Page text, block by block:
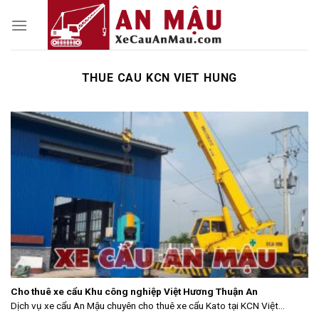
THUE CAU KCN VIET HUNG
Cho thuê xe cẩu Khu công nghiệp Việt Hương Thuận An
Dịch vụ xe cẩu An Mậu chuyên cho thuê xe cẩu Kato tại KCN Việt...